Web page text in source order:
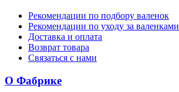
Рекомендации по подбору валенок
Рекомендации по уходу за валенками
Доставка и оплата
Возврат товара
Связаться с нами
О Фабрике